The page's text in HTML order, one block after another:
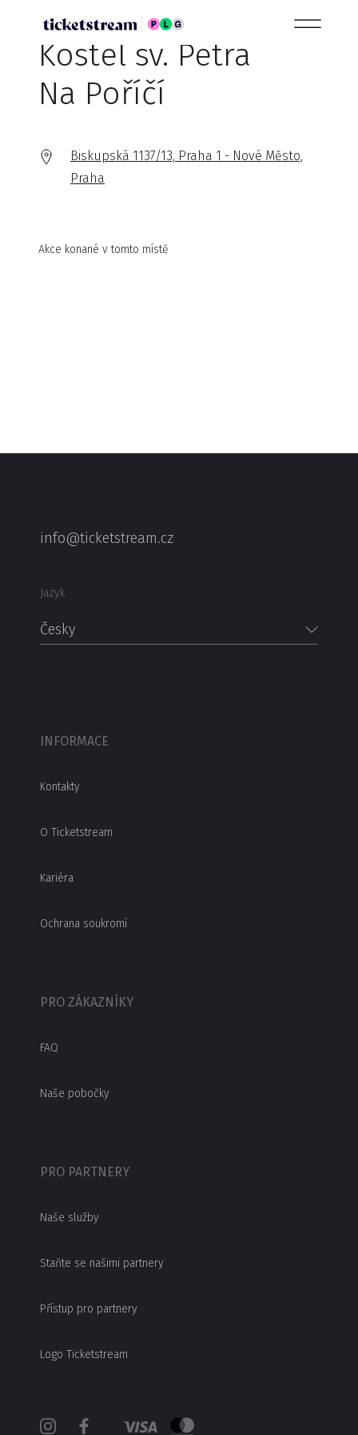
Kostel sv. Petra
Na Poříčí
Biskupská 1137/13, Praha 1 - Nové Město,
Praha
Akce konané v tomto místě
info@ticketstream.cz
Jazyk
Česky
INFORMACE
Kontakty
O Ticketstream
Kariéra
Ochrana soukromí
PRO ZÁKAZNÍKY
FAQ
Naše pobočky
PRO PARTNERY
Naše služby
Staňte se našimi partnery
Přístup pro partnery
Logo Ticketstream